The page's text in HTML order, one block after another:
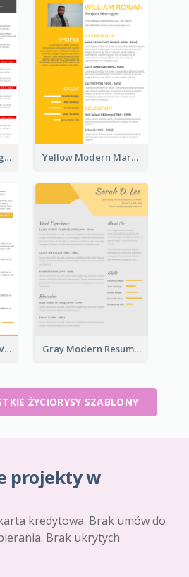
Red Corporate Infographic Resume Yellow Modern Marketing Consultant Resume
Minimalist Orange Vintage Resume Gray Modern Resume
ŻYCIORYSY SZABLONY
projekty w
kredytowa. Brak umów do
Brak ukrytych